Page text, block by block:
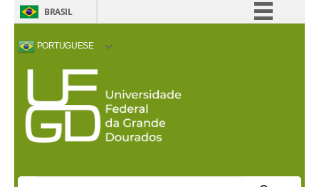
BRASIL
PORTUGUESE
ACESSIBILIDADE ALTO CONTRASTE
VISITORS